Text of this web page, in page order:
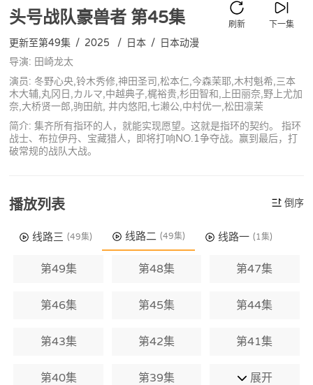
头号战队豪兽者 第45集 下一集
刷新
更新至第49集 / 2025 / 日本 / 日本动漫
导演: 田崎龙太
演员: 冬野心央,铃木秀修,神田圣司,松本仁,今森茉耶,木村魁希,三本
木大辅,丸冈日,カルマ,中越典子,梶裕贵,杉田智和,上田丽奈,野上尤加
奈,大桥贤一郎,驹田航, 井内悠阳,七濑公,中村优一,松田凛茉
简介: 集齐所有指环的人，就能实现愿望。这就是指环的契约。 指环
战士、布拉伊丹、宝藏猎人，即将打响NO.1争夺战。赢到最后，打
破常规的战队大战。
播放列表 倒序
线路三 (49集) 线路二 (49集) 线路一 (1集)
第49集 第48集 第47集
第46集 第45集 第44集
第43集 第42集 第41集
第40集 第39集 展开